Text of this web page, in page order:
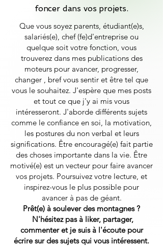
foncer dans vos projets.
Que vous soyez parents, étudiant(e)s,
salariés(e), chef (fe)d'entreprise ou
quelque soit votre fonction, vous
trouverez dans mes publications des
moteurs pour avancer, progresser,
changer , bref vous sentir et être tel que
vous le souhaitez. J'espère que mes posts
et tout ce que j'y ai mis vous
intéresseront. J'aborde différents sujets
comme le confiance en soi, la motivation,
les postures du non verbal et leurs
significations. Être encouragé(e) fait partie
des choses importante dans la vie. Être
motivé(e) est un vecteur pour faire avancer
vos projets. Poursuivez votre lecture, et
inspirez-vous le plus possible pour
avancer à pas de géant.
Prêt(e) à soulever des montagnes ?
N'hésitez pas à liker, partager,
commenter et je suis à l'écoute pour
écrire sur des sujets qui vous intéressent.